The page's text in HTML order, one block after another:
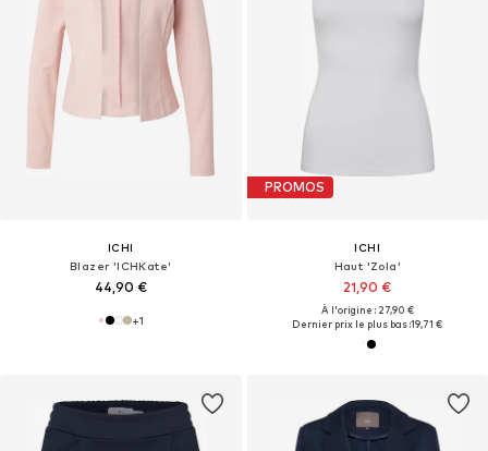
ICHI
Blazer 'ICHKate'
44,90 €
+1
PROMOS
ICHI
Haut 'Zola'
21,90 €
À l'origine : 27,90 €
Dernier prix le plus bas :19,71 €